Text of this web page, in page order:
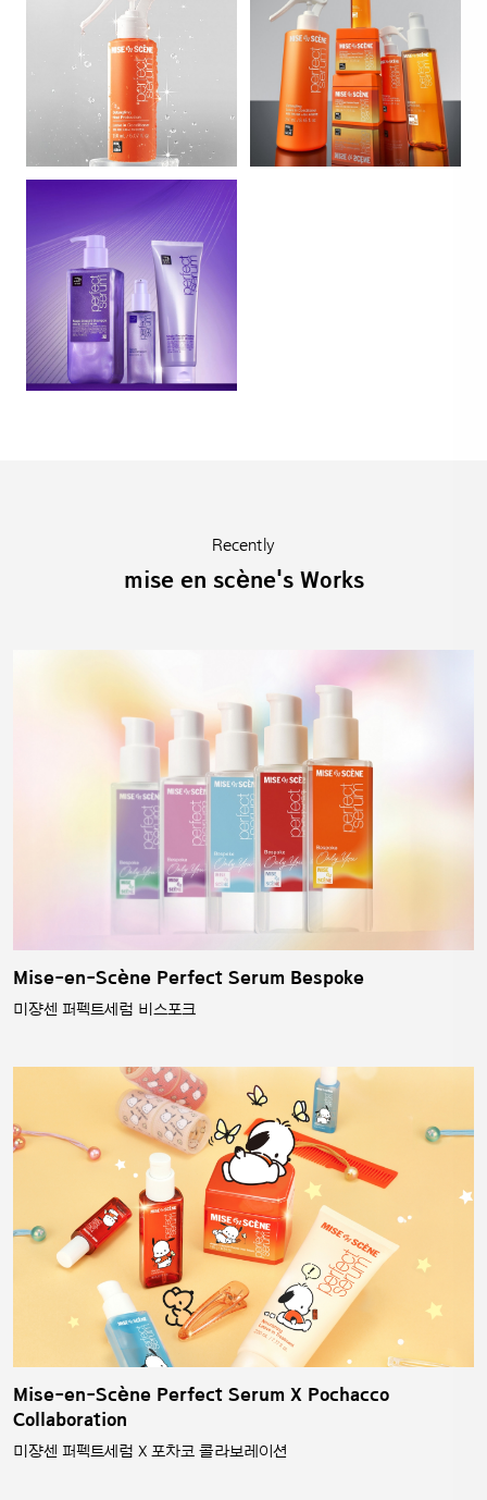
Recently
mise en scène's Works
Mise-en-Scène Perfect Serum Bespoke
미쟝센 퍼펙트세럼 비스포크
Mise-en-Scène Perfect Serum X Pochacco
Collaboration
미쟝센 퍼펙트세럼 X 포차코 콜라보레이션